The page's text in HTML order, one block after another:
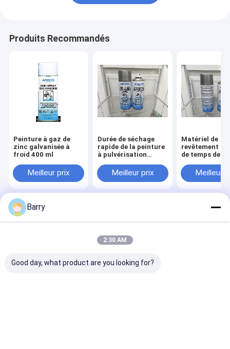
Produits Recommandés
Peinture à gaz de
zinc galvanisée à
froid 400 ml
Meilleur prix
Durée de séchage
rapide de la peinture
à pulvérisation
10 minutes
Meilleur prix
Matériel de
revêtement
de temps de
peinture de jet
zinc 5-10
Meilleur
Plan du site
Politique de confidentialité
peinture de jet de tissuUsine De Chine.Copyright © 2026
Aristo Industries Corporation Limited. All Rights Reserved.
Barry
2:30 AM
Good day, what product are you looking for?